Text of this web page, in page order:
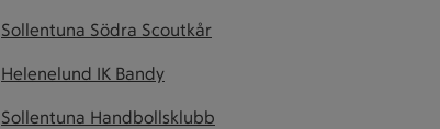
Sollentuna Södra Scoutkår
Helenelund IK Bandy
Sollentuna Handbollsklubb